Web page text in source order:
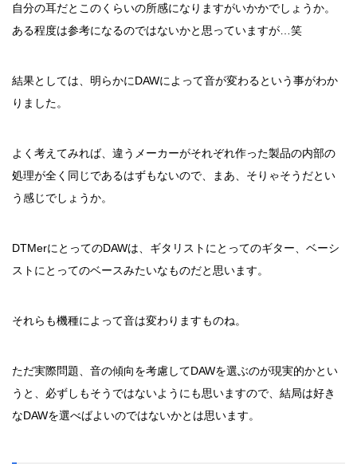
自分の耳だとこのくらいの所感になりますがいかかでしょうか。
ある程度は参考になるのではないかと思っていますが…笑
結果としては、明らかにDAWによって音が変わるという事がわか
りました。
よく考えてみれば、違うメーカーがそれぞれ作った製品の内部の
処理が全く同じであるはずもないので、まあ、そりゃそうだとい
う感じでしょうか。
DTMerにとってのDAWは、ギタリストにとってのギター、ベーシ
ストにとってのベースみたいなものだと思います。
それらも機種によって音は変わりますものね。
ただ実際問題、音の傾向を考慮してDAWを選ぶのが現実的かとい
うと、必ずしもそうではないようにも思いますので、結局は好き
なDAWを選べばよいのではないかとは思います。